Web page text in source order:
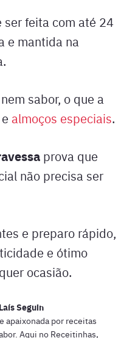
ser feita com até 24
e mantida na
sabor, o que a
almoços especiais.
prova que
não precisa ser
e preparo rápido,
e ótimo
ocasião.
Laís Seguin
apaixonada por receitas
Aqui no Receitinhas,